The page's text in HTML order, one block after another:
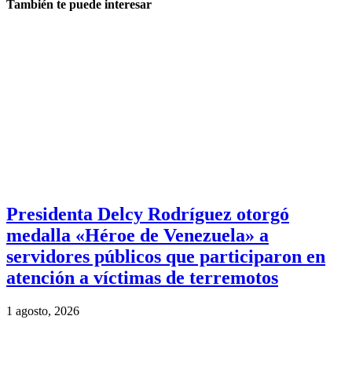
También te puede interesar
Presidenta Delcy Rodríguez otorgó
medalla «Héroe de Venezuela» a
servidores públicos que participaron en
atención a víctimas de terremotos
1 agosto, 2026